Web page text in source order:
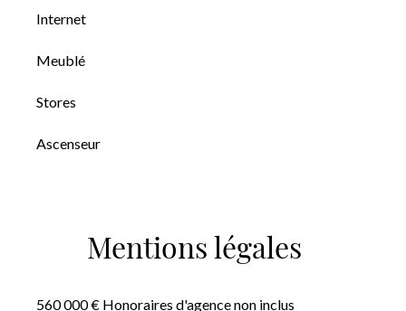
Internet
Meublé
Stores
Ascenseur
Mentions légales
560 000 € Honoraires d'agence non inclus